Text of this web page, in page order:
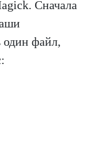
Сначала
один файл,